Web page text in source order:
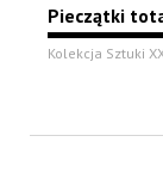
Pieczątki
Kolekcja Sztuki